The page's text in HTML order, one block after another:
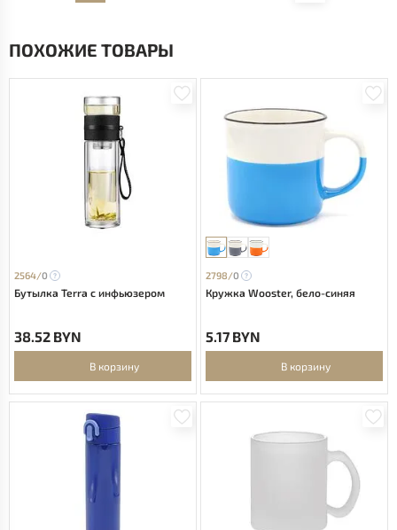
ПОХОЖИЕ ТОВАРЫ
2564/0
Бутылка Terra c инфьюзером
38.52 BYN
В корзину
2798/0
Кружка Wooster, бело-синяя
5.17 BYN
В корзину